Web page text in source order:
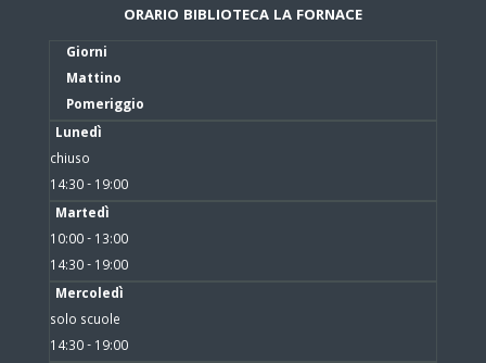
ORARIO BIBLIOTECA LA FORNACE
Giorni
Mattino
Pomeriggio
Lunedì
chiuso
14:30 - 19:00
Martedì
10:00 - 13:00
14:30 - 19:00
Mercoledì
solo scuole
14:30 - 19:00